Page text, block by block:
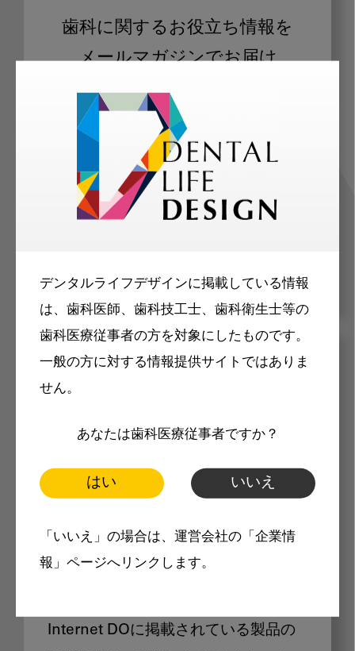
デンタルライフデザインに掲載している情報
は、歯科医師、歯科技工士、歯科衛生士等の
歯科医療従事者の方を対象にしたものです。
一般の方に対する情報提供サイトではありま
せん。
あなたは歯科医療従事者ですか？
はい いいえ
「いいえ」の場合は、運営会社の「企業情
報」ページへリンクします。
歯科に関するお役立ち情報を
メールマガジンでお届け
ご登録いただいた職種（歯科医師、歯
科衛生士、歯科技工士）に合わせた内
容のメールマガジンをお届けします。
メリット
製品価格も閲覧可能
Internet DOに掲載されている製品の